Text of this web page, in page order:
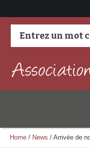
Home / News / Arrivée de